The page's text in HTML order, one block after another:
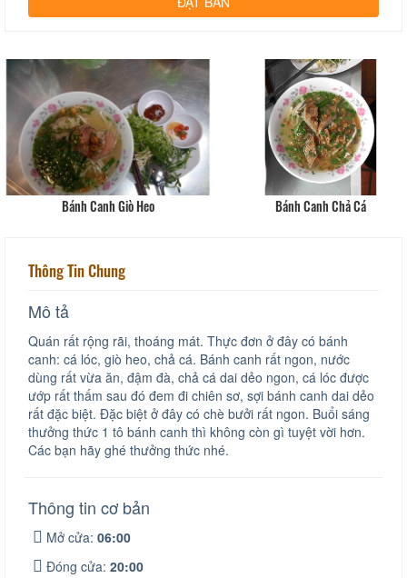
Bánh Canh Giò Heo Bánh Canh Chả Cá
Thông Tin Chung
Mô tả
Quán rất rộng rãi, thoáng mát. Thực đơn ở đây có bánh
canh: cá lóc, giò heo, chả cá. Bánh canh rất ngon, nước
dùng rất vừa ăn, đậm đà, chả cá dai dẻo ngon, cá lóc được
ướp rất thấm sau đó đem đi chiên sơ, sợi bánh canh dai dẻo
rất đặc biệt. Đặc biệt ở đây có chè bưởi rất ngon. Buổi sáng
thưởng thức 1 tô bánh canh thì không còn gì tuyệt vời hơn.
Các bạn hãy ghé thưởng thức nhé.
Thông tin cơ bản
Mở cửa: 06:00
Đóng cửa: 20:00